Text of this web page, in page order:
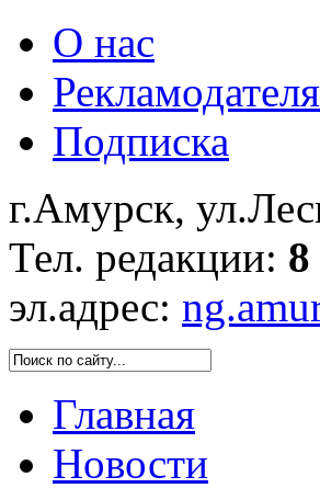
О нас
Подписка
г.Амурск,
Тел. редакции:
эл.адрес:
Главная
Новости